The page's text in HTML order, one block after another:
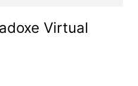
Virtual